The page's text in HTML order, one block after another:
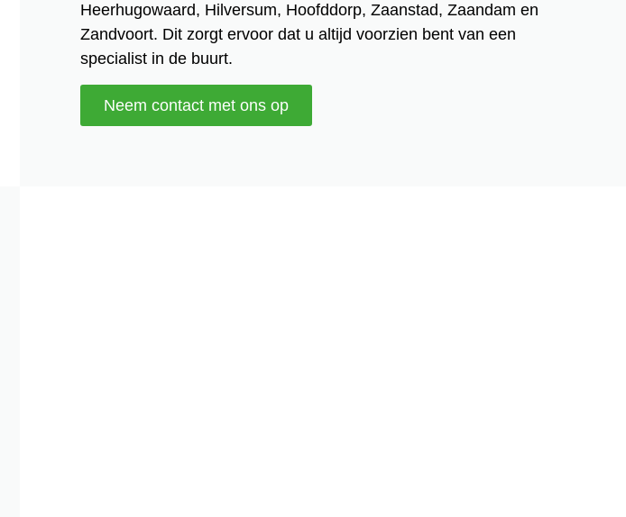
Heerhugowaard, Hilversum, Hoofddorp, Zaanstad, Zaandam en
Zandvoort. Dit zorgt ervoor dat u altijd voorzien bent van een
specialist in de buurt.
Neem contact met ons op